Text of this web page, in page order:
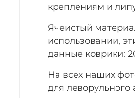
креплениям и
Ячеистый
использовании,
данные коврики:
На всех наших
для леворульного